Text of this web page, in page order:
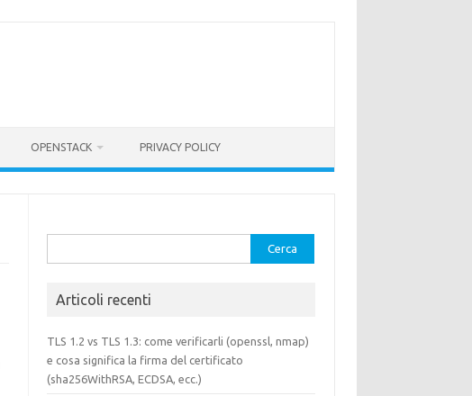
OPENSTACK PRIVACY POLICY
per:
Articoli recenti
TLS 1.2 vs TLS 1.3: come verificarli (openssl, nmap)
e cosa significa la firma del certificato
(sha256WithRSA, ECDSA, ecc.)